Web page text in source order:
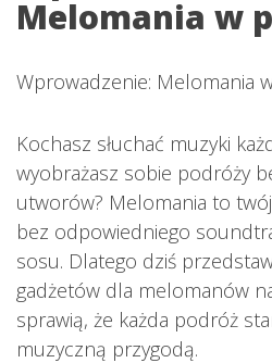
Melomania w
Wprowadzenie: Melomania
Kochasz słuchać muzyki
wyobrażasz sobie podróży
utworów? Melomania to
bez odpowiedniego
sosu. Dlatego dziś
gadżetów dla melomanów
sprawią, że każda podróż
muzyczną przygodą.